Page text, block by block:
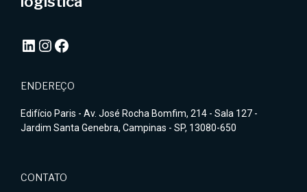
LinkedIn
Instagram
Facebook
ENDEREÇO
Edifício Paris - Av. José Rocha Bomfim, 214 - Sala 127 -
Jardim Santa Genebra, Campinas - SP, 13080-650
CONTATO